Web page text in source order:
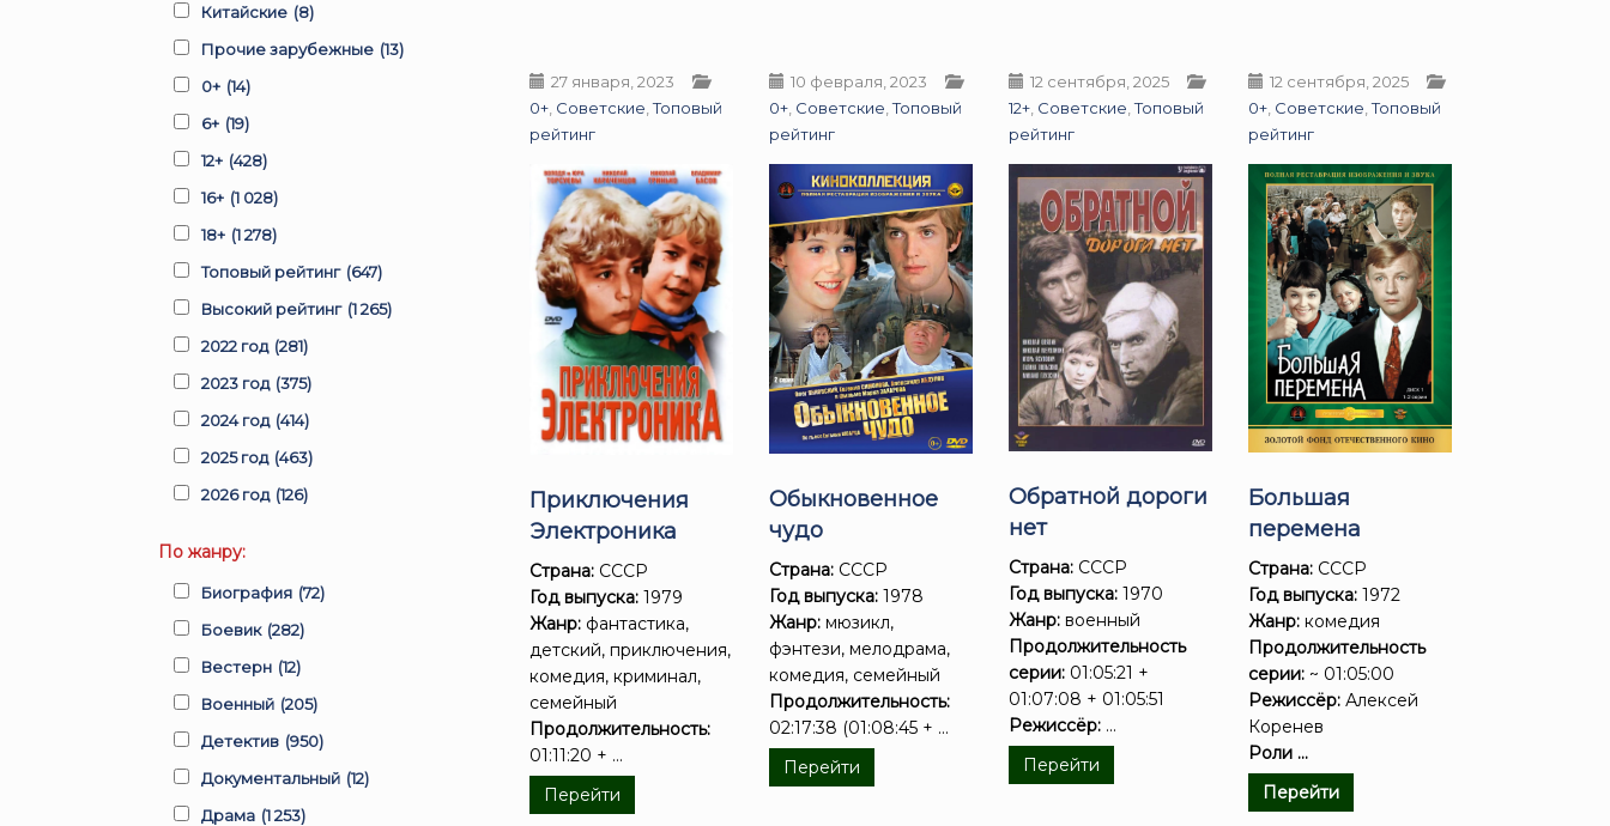
27 января, 2023
0+ Советские ,Топовый
рейтинг
Приключения
Электроника
Страна: СССР
Год выпуска: 1979
Жанр: фантастика,
детский, приключения,
комедия, криминал,
семейный
Продолжительность:
01:11:20 + ...
Перейти
10 февраля, 2023
0+ Советские ,Топовый
рейтинг
Обыкновенное
чудо
Страна: СССР
Год выпуска: 1978
Жанр: мюзикл,
фэнтези, мелодрама,
комедия, семейный
Продолжительность:
02:17:38 (01:08:45 + ...
Перейти
12 сентября, 2025
12+ Советские ,Топовый
рейтинг
Обратной дороги
нет
Страна: СССР
Год выпуска: 1970
Жанр: военный
Продолжительность
серии: 01:05:21 +
01:07:08 + 01:05:51
Режиссёр: ...
Перейти
12 сентября, 2025
0+ Советские ,Топовый
рейтинг
Большая
перемена
Страна: СССР
Год выпуска: 1972
Жанр: комедия
Продолжительность
серии: ~ 01:05:00
Режиссёр: Алексей
Коренев
Роли ...
Перейти
Китайские (8)
Прочие зарубежные (13)
0+ (14)
6+ (19)
12+ (428)
16+ (1 028)
18+ (1 278)
Топовый рейтинг (647)
Высокий рейтинг (1 265)
2022 год (281)
2023 год (375)
2024 год (414)
2025 год (463)
2026 год (126)
По жанру:
Биография (72)
Боевик (282)
Вестерн (12)
Военный (205)
Детектив (950)
Документальный (12)
Драма (1 253)